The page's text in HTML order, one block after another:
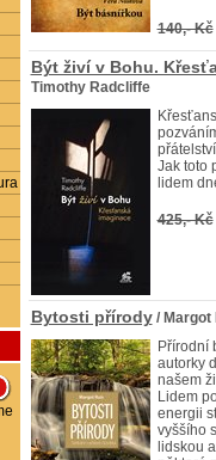
140,- Kč
Být živí v Bohu.
Timothy Radcliffe
Jak toto
lidem
425,- Kč
Bytosti přírody/ Margot
Přírodní
autorky
našem
Lidem
energii
vyššího
lidskou